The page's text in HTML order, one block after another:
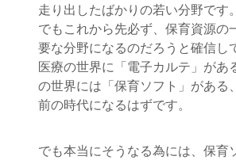
走り出したばかりの若い分野です。
でもこれから先必ず、保育資源の
要な分野になるのだろうと確信し
医療の世界に「電子カルテ」があ
の世界には「保育ソフト」がある
前の時代になるはずです。
でも本当にそうなる為には、保育